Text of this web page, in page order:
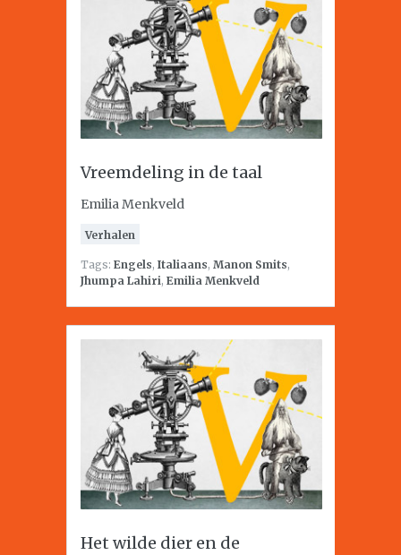
Vreemdeling in de taal
Emilia Menkveld
Verhalen
Tags: Engels, Italiaans, Manon Smits,
Jhumpa Lahiri, Emilia Menkveld
Het wilde dier en de